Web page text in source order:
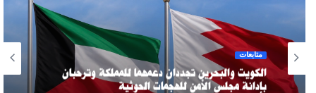
متابعات
الكويت والبحرين تجددان دعمهما للمملكة وترحبان
بإدانة مجلس الأمن للهجمات الحوثية